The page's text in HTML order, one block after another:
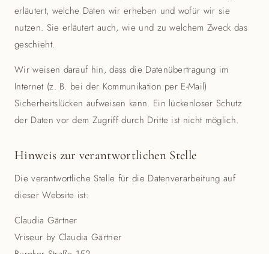
erläutert, welche Daten wir erheben und wofür wir sie
nutzen. Sie erläutert auch, wie und zu welchem Zweck das
geschieht.
Wir weisen darauf hin, dass die Datenübertragung im
Internet (z. B. bei der Kommunikation per E-Mail)
Sicherheitslücken aufweisen kann. Ein lückenloser Schutz
der Daten vor dem Zugriff durch Dritte ist nicht möglich.
Hinweis zur verantwortlichen Stelle
Die verantwortliche Stelle für die Datenverarbeitung auf
dieser Website ist:
Claudia Gärtner
Vriseur by Claudia Gärtner